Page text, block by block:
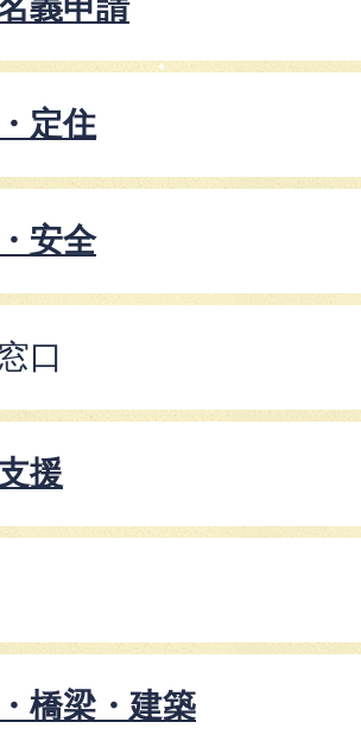
定住
安全
口
援
橋梁・建築